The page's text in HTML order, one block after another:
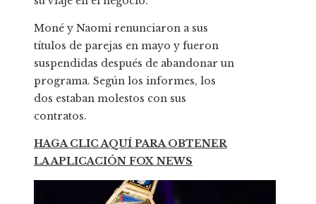
Moné y Naomi renunciaron a sus
títulos de parejas en mayo y fueron
suspendidas después de abandonar un
programa. Según los informes, los
dos estaban molestos con sus
contratos.
HAGA CLIC AQUÍ PARA OBTENER
LA APLICACIÓN FOX NEWS